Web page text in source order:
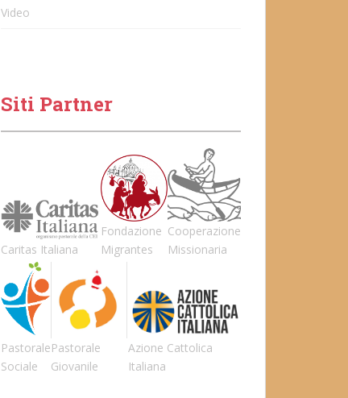
Video
Siti Partner
Caritas Italiana
Fondazione
Migrantes
Cooperazione
Missionaria
Pastorale
Sociale
Pastorale
Giovanile
Azione Cattolica
Italiana